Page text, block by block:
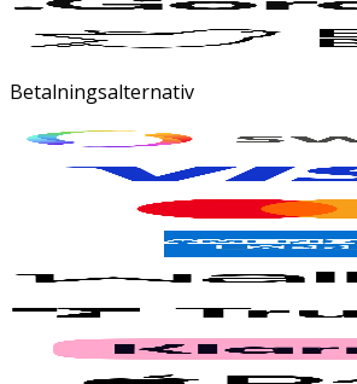
Betalningsalternativ